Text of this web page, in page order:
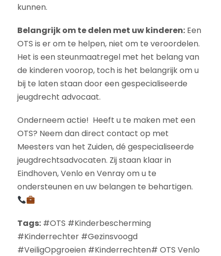
kunnen.
Belangrijk om te delen met uw kinderen: Een
OTS is er om te helpen, niet om te veroordelen.
Het is een steunmaatregel met het belang van
de kinderen voorop, toch is het belangrijk om u
bij te laten staan door een gespecialiseerde
jeugdrecht advocaat.
Onderneem actie! Heeft u te maken met een
OTS? Neem dan direct contact op met
Meesters van het Zuiden, dé gespecialiseerde
jeugdrechtsadvocaten. Zij staan klaar in
Eindhoven, Venlo en Venray om u te
ondersteunen en uw belangen te behartigen.
Tags: #OTS #Kinderbescherming
#Kinderrechter #Gezinsvoogd
#VeiligOpgroeien #Kinderrechten# OTS Venlo